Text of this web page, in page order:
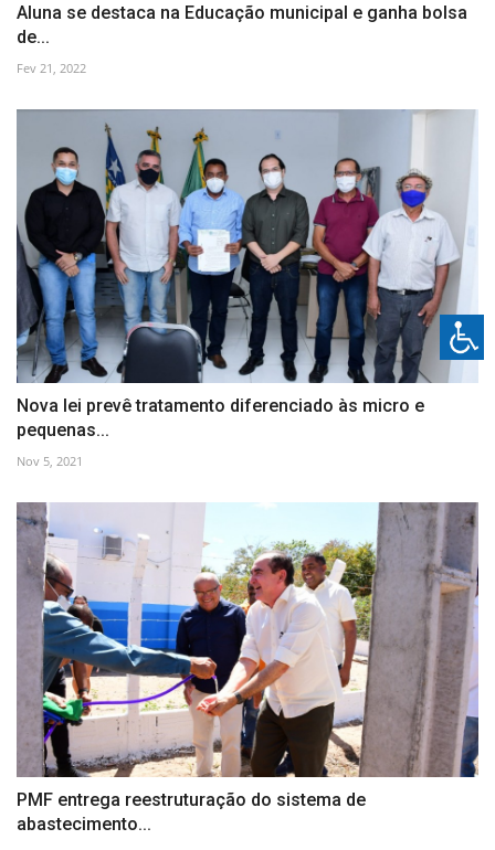
Aluna se destaca na Educação municipal e ganha bolsa
de...
Fev 21, 2022
Nova lei prevê tratamento diferenciado às micro e
pequenas...
Nov 5, 2021
PMF entrega reestruturação do sistema de
abastecimento...